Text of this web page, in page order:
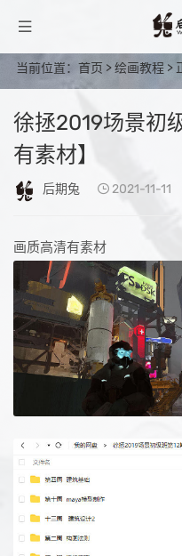
当前位置： 首页 >绘画教程 >
徐拯2019场景初
有素材】
后期兔 2021-11-11
画质高清有素材